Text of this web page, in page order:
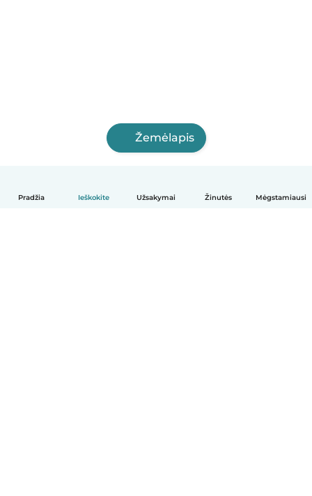
Pradžia Ieškokite Užsakymai Žinutės Mėgstamiausi
Žemėlapis